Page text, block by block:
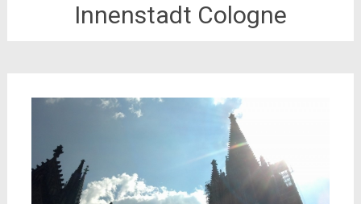
Innenstadt Cologne